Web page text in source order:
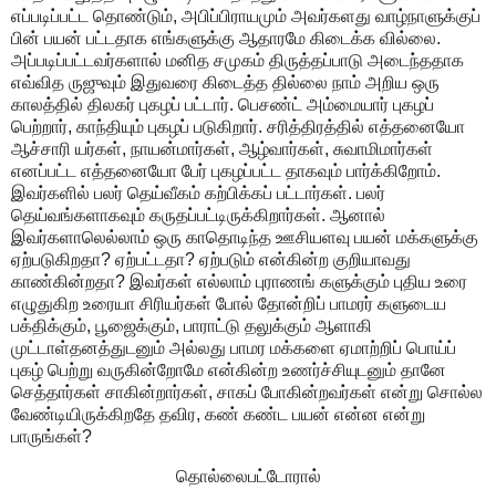
எப்படிப்பட்ட தொண்டும், அபிப்பிராயமும் அவர்களது வாழ்நாளுக்குப்
பின் பயன் பட்டதாக எங்களுக்கு ஆதாரமே கிடைக்க வில்லை.
அப்படிப்பட்டவர்களால் மனித சமுகம் திருத்தப்பாடு அடைந்ததாக
எவ்வித ருஜுவும் இதுவரை கிடைத்த தில்லை நாம் அறிய ஒரு
காலத்தில் திலகர் புகழப் பட்டார். பெசண்ட் அம்மையார் புகழப்
பெற்றார், காந்தியும் புகழப் படுகிறார். சரித்திரத்தில் எத்தனையோ
ஆச்சாரி யர்கள், நாயன்மார்கள், ஆழ்வார்கள், சுவாமிமார்கள்
எனப்பட்ட எத்தனையோ பேர் புகழப்பட்ட தாகவும் பார்க்கிறோம்.
இவர்களில் பலர் தெய்வீகம் கற்பிக்கப் பட்டார்கள். பலர்
தெய்வங்களாகவும் கருதப்பட்டிருக்கிறார்கள். ஆனால்
இவர்களாலெல்லாம் ஒரு காதொடிந்த ஊசியளவு பயன் மக்களுக்கு
ஏற்படுகிறதா? ஏற்பட்டதா? ஏற்படும் என்கின்ற குறியாவது
காண்கின்றதா? இவர்கள் எல்லாம் புராணங் களுக்கும் புதிய உரை
எழுதுகிற உரையா சிரியர்கள் போல் தோன்றிப் பாமரர் களுடைய
பக்திக்கும், பூஜைக்கும், பாராட்டு தலுக்கும் ஆளாகி
முட்டாள்தனத்துடனும் அல்லது பாமர மக்களை ஏமாற்றிப் பொய்ப்
புகழ் பெற்று வருகின்றோமே என்கின்ற உணர்ச்சியுடனும் தானே
செத்தார்கள் சாகின்றார்கள், சாகப் போகின்றவர்கள் என்று சொல்ல
வேண்டியிருக்கிறதே தவிர, கண் கண்ட பயன் என்ன என்று
பாருங்கள்?
தொல்லைபட்டோரால்